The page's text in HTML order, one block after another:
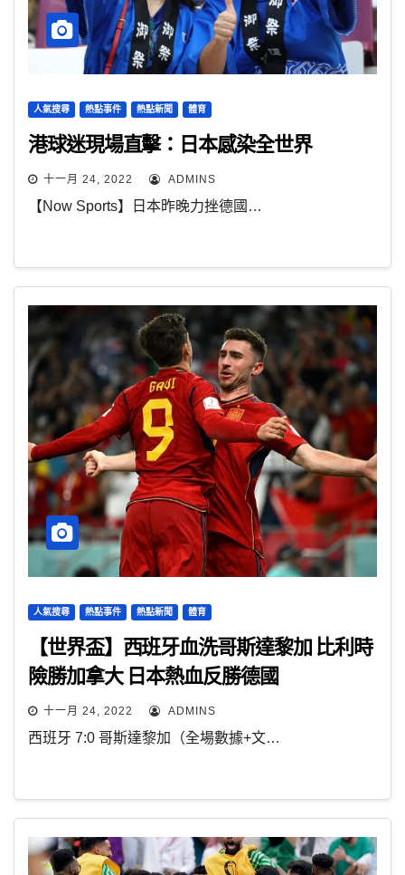
人氣搜尋 熱點事件 熱點新聞 體育
港球迷現場直擊：日本感染全世界
十一月 24, 2022 ADMINS
【Now Sports】日本昨晚力挫德國…
人氣搜尋 熱點事件 熱點新聞 體育
【世界盃】西班牙血洗哥斯達黎加 比利時
險勝加拿大 日本熱血反勝德國
十一月 24, 2022 ADMINS
西班牙 7:0 哥斯達黎加（全場數據+文…